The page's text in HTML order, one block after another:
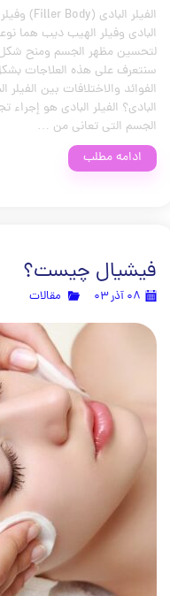
البادي وفيلر الهيب ديب هما
لتحسين مظهر الجسم ومنح شكل
سنتعرف على هذه العلاجات
الفوائد والاختلافات بين
البادي؟ الفيلر البادي هو
الجسم التي تعاني من …
ادامه مطلب
فیشیال چیست؟
۰۸ آذر ۰۳ مقالات